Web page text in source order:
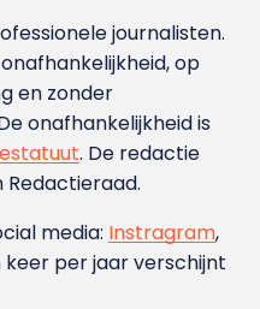
journalisten.
op
en zonder
onafhankelijkheid is
. De redactie
media: Instragram,
keer per jaar verschijnt